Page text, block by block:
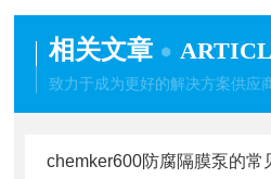
相关文章
致力于成为更好的解决方案供应
chemker600防腐隔膜泵的常